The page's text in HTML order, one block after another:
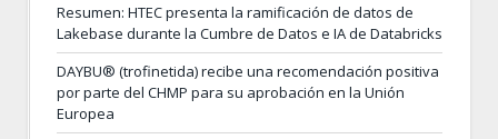
Resumen: HTEC presenta la ramificación de datos de
Lakebase durante la Cumbre de Datos e IA de Databricks
DAYBU® (trofinetida) recibe una recomendación positiva
por parte del CHMP para su aprobación en la Unión
Europea